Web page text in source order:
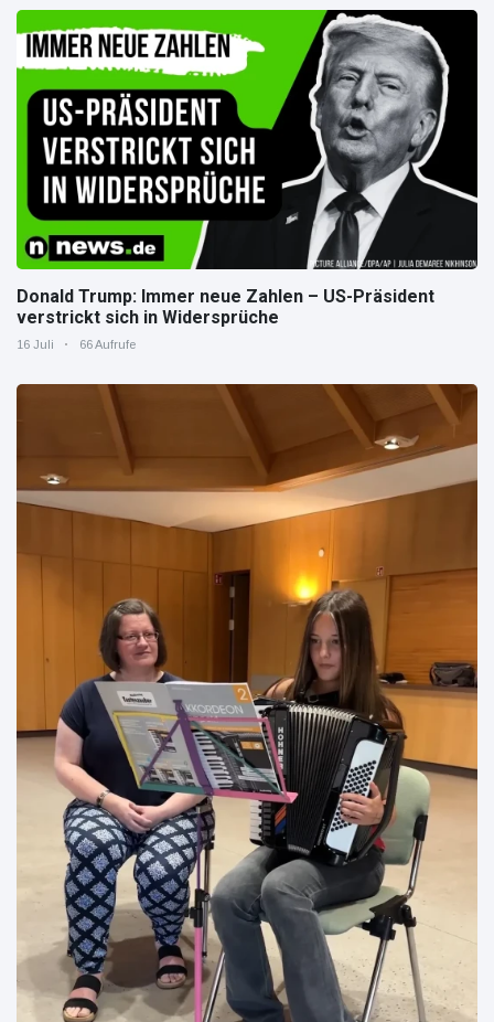
Donald Trump: Immer neue Zahlen – US-Präsident
verstrickt sich in Widersprüche
16 Juli 66 Aufrufe